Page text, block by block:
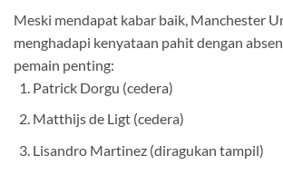
Meski mendapat kabar baik, Manchester
menghadapi kenyataan pahit dengan
pemain penting:
Patrick Dorgu (cedera)
Matthijs de Ligt (cedera)
Lisandro Martinez (diragukan tampil)